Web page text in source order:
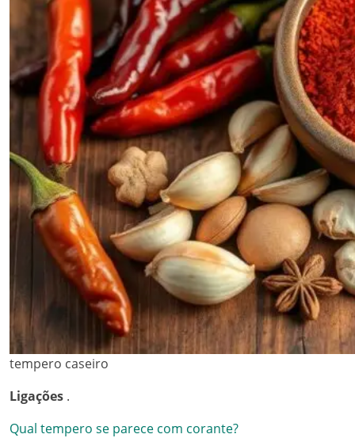
tempero caseiro
Ligações .
Qual tempero se parece com corante?